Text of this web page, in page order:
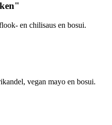
en chilisaus en bosui.
vegan mayo en bosui.